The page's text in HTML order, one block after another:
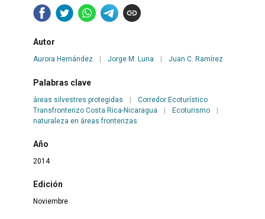
Autor
Aurora Hernández Jorge M. Luna Juan C. Ramírez
Palabras clave
áreas silvestres protegidas |
Corredor Ecoturístico
Transfronterizo Costa Rica-Nicaragua
| Ecoturismo
|
naturaleza en áreas fronterizas
Año
2014
Edición
Noviembre